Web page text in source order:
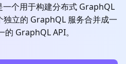
个用于构建分布式 GraphQL
立的 GraphQL 服务合并成一
GraphQL API。